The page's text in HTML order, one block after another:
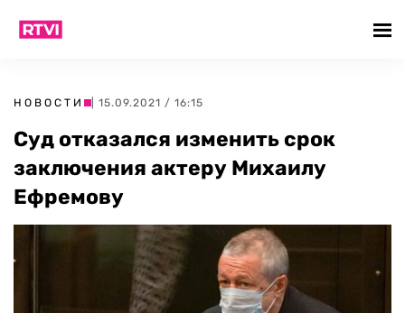
НОВОСТИ | 15.09.2021 / 16:15
Суд отказался изменить срок
заключения актеру Михаилу
Ефремову